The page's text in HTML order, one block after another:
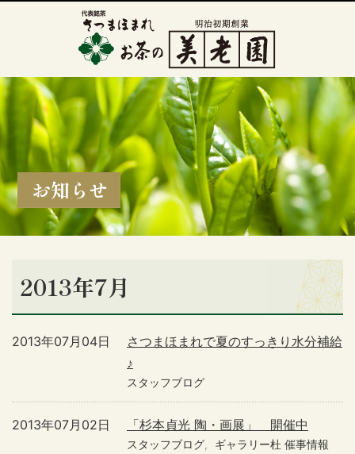
お知らせ
2013年7月
さつまほまれで夏のすっきり水分補給
♪
2013年07月04日
スタッフブログ
「杉本貞光 陶・画展」 開催中
2013年07月02日
スタッフブログ ギャラリー杜 催事情報